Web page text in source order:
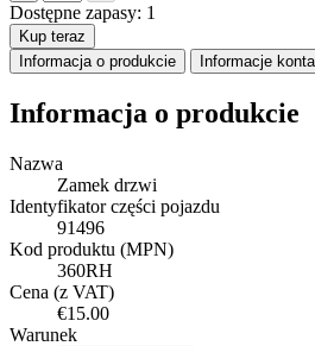
Dostępne zapasy: 1
Kup teraz
Informacja o produkcie
Informacje
Informacja o produkcie
Nazwa
Zamek drzwi
Identyfikator części pojazdu
91496
Kod produktu (MPN)
360RH
Cena (z VAT)
€15.00
Warunek